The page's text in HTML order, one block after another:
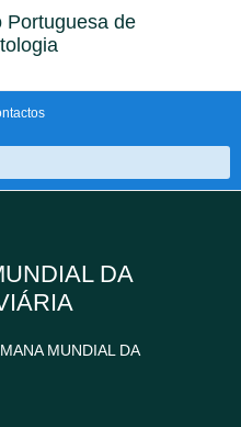
Portuguesa de
DA
MUNDIAL DA